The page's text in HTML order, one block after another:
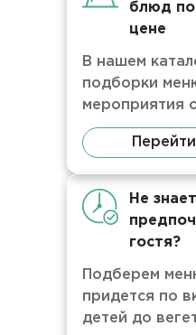
блюд по
цене
В нашем
подборки
мероприятия
Не
гостя?
Подберем
придется по
детей до